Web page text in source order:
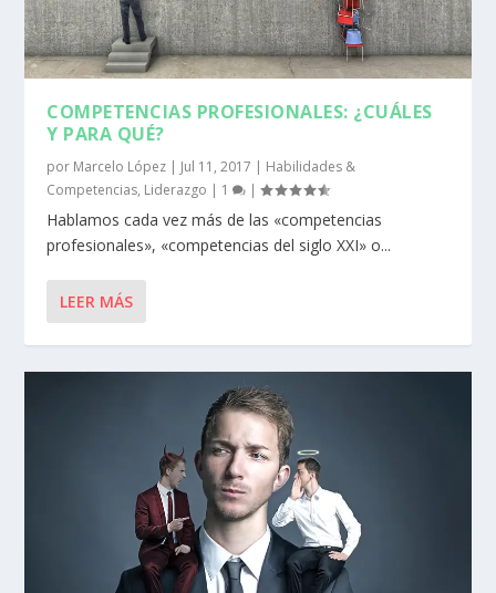
COMPETENCIAS PROFESIONALES: ¿CUÁLES
Y PARA QUÉ?
por Marcelo López | Jul 11, 2017 | Habilidades &
Competencias, Liderazgo | 1 |
Hablamos cada vez más de las «competencias
profesionales», «competencias del siglo XXI» o...
LEER MÁS